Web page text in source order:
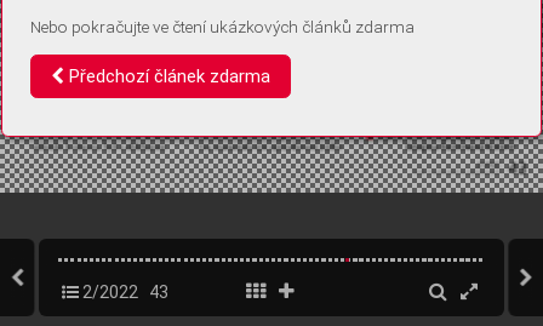
2/2022 43
Nebo pokračujte ve čtení ukázkových článků zdarma
Předchozí článek zdarma